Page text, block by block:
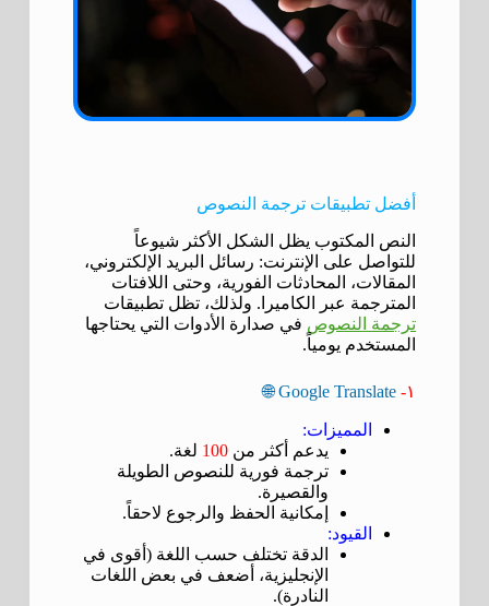
أفضل تطبيقات ترجمة النصوص
النص المكتوب يظل الشكل الأكثر شيوعاً
للتواصل على الإنترنت: رسائل البريد الإلكتروني،
المقالات، المحادثات الفورية، وحتى اللافتات
المترجمة عبر الكاميرا. ولذلك، تظل تطبيقات
ترجمة النصوص في صدارة الأدوات التي يحتاجها
المستخدم يومياً.
١- Google Translate 🌐
المميزات:
يدعم أكثر من 100 لغة.
ترجمة فورية للنصوص الطويلة
والقصيرة.
إمكانية الحفظ والرجوع لاحقاً.
القيود:
الدقة تختلف حسب اللغة (أقوى في
الإنجليزية، أضعف في بعض اللغات
النادرة).